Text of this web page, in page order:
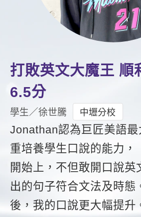
IELTS 雅思課程
GEPT 全民英檢課程
自然發音
英文聽力養成
開口溜英文
旅遊英文
基礎字彙
情境閱讀
英文文法技巧
英文寫作
TED Talks
CNN聽力強化
特色課程
英語俱樂部
ECAM
Let's Talk
日語
韓語
西班牙語
外語即時通
兒童美語
更多
一對一家教
企業訓練
點讀筆教材
數位學習教材
影音學英文
英文能力測驗
學員故事
活動花絮
Recruiting
打敗英文大魔王 順
6.5分
學生／徐世騰 中壢分校
Jonathan認為巨匠美語
重培養學生口說的能力，
開始上，不但敢開口說英
出的句子符合文法及時態
後，我的口說更大幅提升